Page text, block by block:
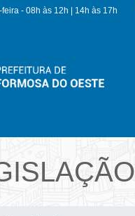
- 08h às 12h | 14h às 17h